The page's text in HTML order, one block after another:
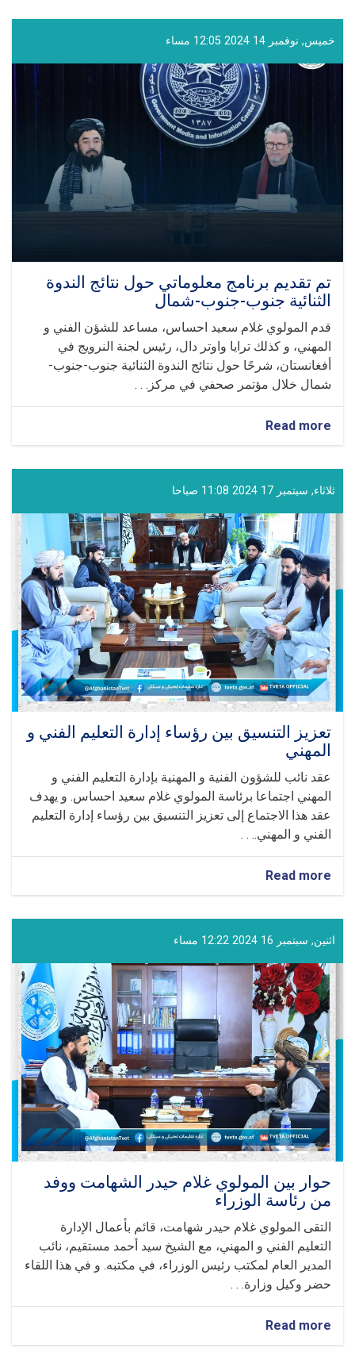
غلام
حيدر
في
الدورة
السادسة
عشرة
من
الاجتماع
الدولي
في
قازان
خميس, نوفمبر 14 2024 12:05 مساء
تم تقديم برنامج معلوماتي حول نتائج الندوة
الثنائية جنوب-جنوب-شمال
قدم المولوي غلام سعيد احساس، مساعد للشؤن الفني و
المهني، و كذلك ترايا واوتر دال، رئيس لجنة النرويج في
أفغانستان، شرحًا حول نتائج الندوة الثنائية جنوب-جنوب-
شمال خلال مؤتمر صحفي في مركز. . .
Read more
تم
برنامج
معلوماتي
نتائج
الندوة
الثنائية
جنوب-
جنوب-
شمال
ثلاثاء, سبتمبر 17 2024 11:08 صباحا
تعزيز التنسيق بين رؤساء إدارة التعليم الفني و
المهني
عقد نائب للشؤون الفنية و المهنية بإدارة التعليم الفني و
المهني اجتماعا برئاسة المولوي غلام سعيد احساس. و يهدف
عقد هذا الاجتماع إلى تعزيز التنسيق بين رؤساء إدارة التعليم
الفني و المهني.. . .
Read more
تعزيز
بين
رؤساء
التعليم
الفني
و
المهني
اثنين, سبتمبر 16 2024 12:22 مساء
حوار بين المولوي غلام حيدر الشهامت ووفد
من رئاسة الوزراء
التقى المولوي غلام حيدر شهامت، قائم بأعمال الإدارة
التعليم الفني و المهني، مع الشيخ سيد أحمد مستقيم، نائب
المدير العام لمكتب رئيس الوزراء، في مكتبه. و في هذا اللقاء
حضر وكيل وزارة. . .
Read more
حوار